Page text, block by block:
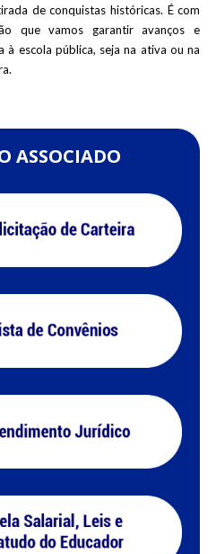
de conquistas históricas. É com
que vamos garantir avanços e
escola pública, seja na ativa ou na
ASSOCIADO